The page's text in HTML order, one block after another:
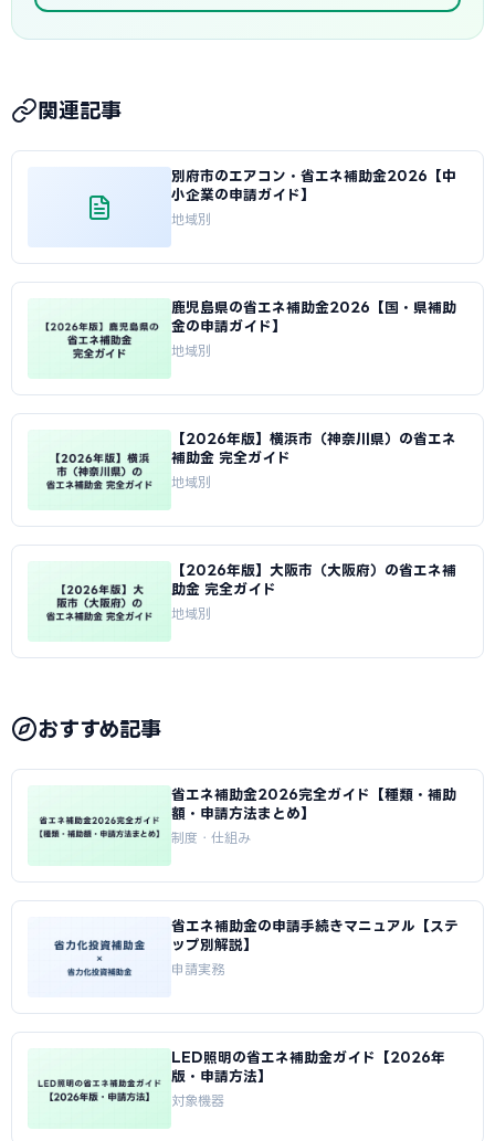
関連記事
別府市のエアコン・省エネ補助金2026【中
小企業の申請ガイド】
地域別
鹿児島県の省エネ補助金2026【国・県補助
金の申請ガイド】
地域別
【2026年版】横浜市（神奈川県）の省エネ
補助金 完全ガイド
地域別
【2026年版】大阪市（大阪府）の省エネ補
助金 完全ガイド
地域別
おすすめ記事
省エネ補助金2026完全ガイド【種類・補助
額・申請方法まとめ】
制度・仕組み
省エネ補助金の申請手続きマニュアル【ステ
ップ別解説】
申請実務
LED照明の省エネ補助金ガイド【2026年
版・申請方法】
対象機器